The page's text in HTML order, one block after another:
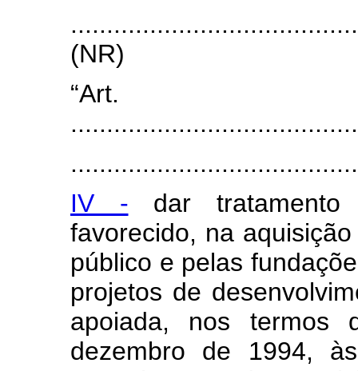
(NR)
IV - dar tratamento
favorecido, na
público e pelas
projetos de
apoiada, nos termos
dezembro de 1994,